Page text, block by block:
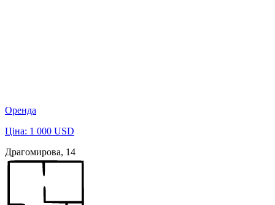
Оренда
Ціна: 1 000 USD
Драгомирова, 14